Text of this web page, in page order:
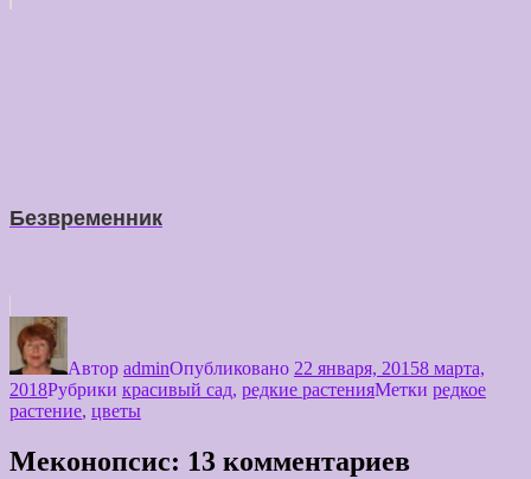
Безвременник
Автор adminОпубликовано 22 января, 20158 марта,
2018Рубрики красивый сад, редкие растенияМетки редкое
растение, цветы
Меконопсис: 13 комментариев